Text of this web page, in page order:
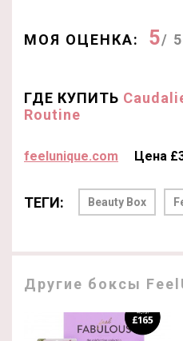
МОЯ ОЦЕНКА: 5/ 5
ГДЕ КУПИТЬ
Routine
feelunique.com Цена
ТЕГИ: Beauty Box
Другие боксы